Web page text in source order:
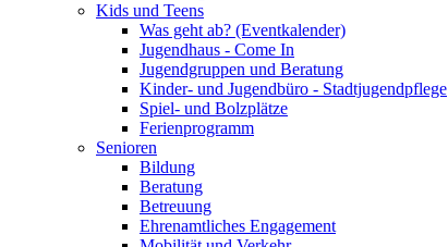
Kids und Teens
Was geht ab? (Eventkalender)
Jugendhaus - Come In
Jugendgruppen und Beratung
Kinder- und Jugendbüro - Stadtjugendpflege
Spiel- und Bolzplätze
Ferienprogramm
Senioren
Bildung
Beratung
Betreuung
Ehrenamtliches Engagement